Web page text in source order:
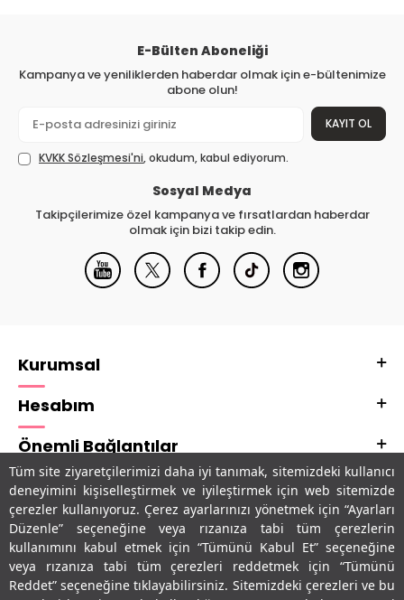
Tüm site ziyaretçilerimizi daha iyi tanımak, sitemizdeki kullanıcı
deneyimini kişiselleştirmek ve iyileştirmek için web sitemizde
çerezler kullanıyoruz. Çerez ayarlarınızı yönetmek için “Ayarları
Düzenle” seçeneğine veya rızanıza tabi tüm çerezlerin
kullanımını kabul etmek için “Tümünü Kabul Et” seçeneğine
veya rızanıza tabi tüm çerezleri reddetmek için “Tümünü
Reddet” seçeneğine tıklayabilirsiniz. Sitemizdeki çerezleri ve bu
E-Bülten Aboneliği
Kampanya ve yeniliklerden haberdar olmak için e-bültenimize
abone olun!
KAYIT OL
KVKK Sözleşmesi'ni, okudum, kabul ediyorum.
Sosyal Medya
Takipçilerimize özel kampanya ve fırsatlardan haberdar
olmak için bizi takip edin.
Kurumsal
Hesabım
Önemli Bağlantılar
Adres & İletişim
Uygulamalarımız